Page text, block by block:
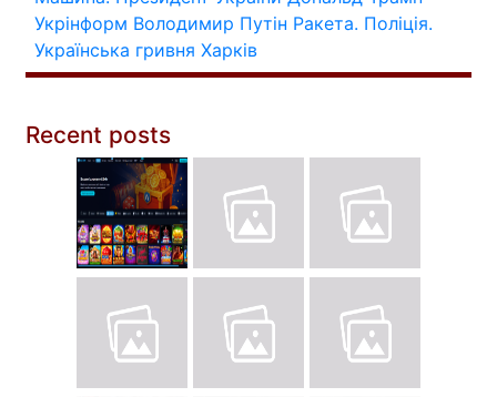
Укрінформ Володимир Путін Ракета. Поліція.
Українська гривня Харків
Recent posts